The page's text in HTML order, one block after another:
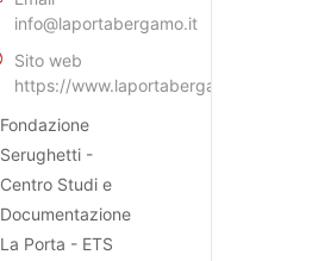
info@laportabergamo.it
Sito web
https://www.laportabergamo.it
Fondazione
Serughetti -
Centro Studi e
Documentazione
La Porta - ETS